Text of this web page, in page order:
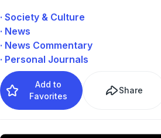
· Society & Culture
· News
· News Commentary
· Personal Journals
Add to
Favorites
Share